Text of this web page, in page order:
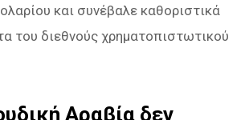
και συνέβαλε καθοριστικά
του διεθνούς χρηματοπιστωτικού
Αραβία δεν